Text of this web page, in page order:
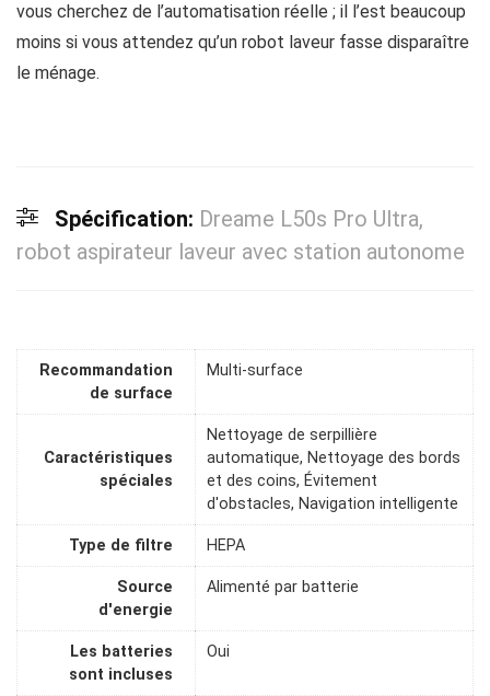
vous cherchez de l’automatisation réelle ; il l’est beaucoup
moins si vous attendez qu’un robot laveur fasse disparaître
le ménage.
Spécification: Dreame L50s Pro Ultra,
robot aspirateur laveur avec station autonome
Recommandation
de surface
Multi-surface
Caractéristiques
spéciales
Nettoyage de serpillière
automatique, Nettoyage des bords
et des coins, Évitement
d'obstacles, Navigation intelligente
Type de filtre HEPA
Source
d'energie
Alimenté par batterie
Les batteries
sont incluses
Oui